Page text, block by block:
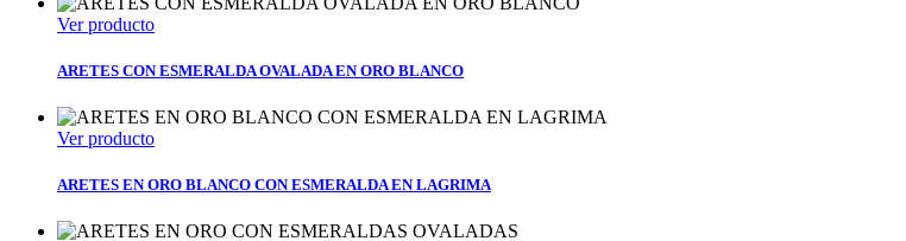
Ver producto
ARETES CON ESMERALDA OVALADA EN ORO BLANCO
Ver producto
ARETES EN ORO BLANCO CON ESMERALDA EN LAGRIMA